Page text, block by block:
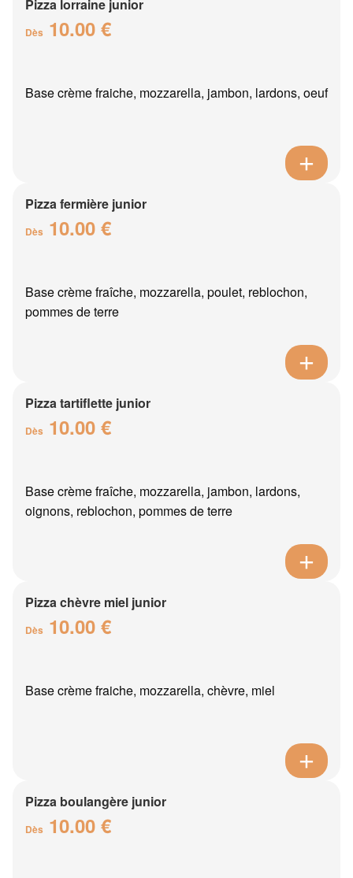
Pizza lorraine junior
Dès 10.00 €
Base crème fraiche, mozzarella, jambon, lardons, oeuf
Pizza fermière junior
Dès 10.00 €
Base crème fraîche, mozzarella, poulet, reblochon,
pommes de terre
Pizza tartiflette junior
Dès 10.00 €
Base crème fraîche, mozzarella, jambon, lardons,
oignons, reblochon, pommes de terre
Pizza chèvre miel junior
Dès 10.00 €
Base crème fraiche, mozzarella, chèvre, miel
Pizza boulangère junior
Dès 10.00 €